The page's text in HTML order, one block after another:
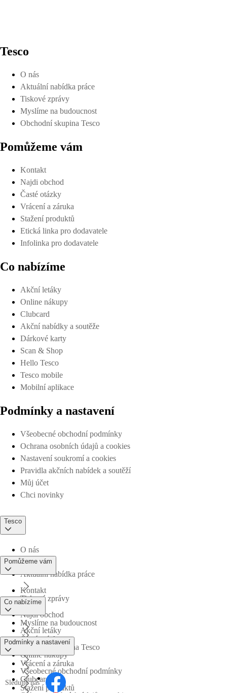
Tesco
O nás
Aktuální nabídka práce
Tiskové zprávy
Myslíme na budoucnost
Obchodní skupina Tesco
Pomůžeme vám
Kontakt
Najdi obchod
Časté otázky
Vrácení a záruka
Stažení produktů
Etická linka pro dodavatele
Infolinka pro dodavatele
Co nabízíme
Akční letáky
Online nákupy
Clubcard
Akční nabídky a soutěže
Dárkové karty
Scan & Shop
Hello Tesco
Tesco mobile
Mobilní aplikace
Podmínky a nastavení
Všeobecné obchodní podmínky
Ochrana osobních údajů a cookies
Nastavení soukromí a cookies
Pravidla akčních nabídek a soutěží
Můj účet
Chci novinky
Tesco
O nás
Aktuální nabídka práce
Tiskové zprávy
Myslíme na budoucnost
Obchodní skupina Tesco
Pomůžeme vám
Kontakt
Najdi obchod
Časté otázky
Vrácení a záruka
Stažení produktů
Co nabízíme
Akční letáky
Online nákupy
Clubcard
Podmínky a nastavení
Všeobecné obchodní podmínky
Sledujte nás